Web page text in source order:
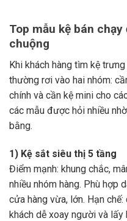
Top mẫu kệ bán
chuộng
Khi khách hàng tìm kệ
thường rơi vào hai nhóm:
chính và cần kệ mini cho
các mẫu được hỏi nhiều
bằng.
1) Kệ sắt siêu thị 5 tầng
Điểm mạnh: khung chắc,
nhiều nhóm hàng. Phù hợp
cửa hàng vừa, lớn. Hạn
khách dễ xoay người và lấy